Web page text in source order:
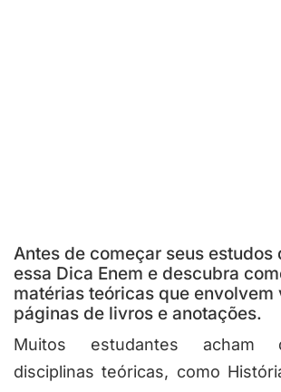
Antes de começar seus estudos
essa Dica Enem e descubra
matérias teóricas que envolvem
páginas de livros e anotações.
Muitos estudantes acham
disciplinas teóricas, como